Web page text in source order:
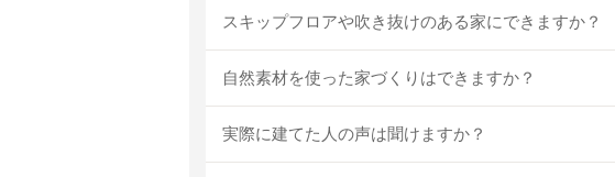
スキップフロアや吹き抜けのある家にできますか？
自然素材を使った家づくりはできますか？
実際に建てた人の声は聞けますか？